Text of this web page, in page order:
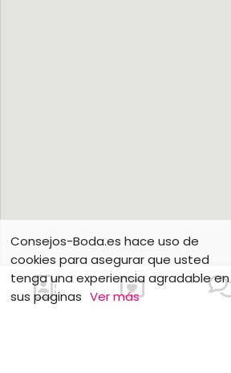
Consejos-Boda.es hace uso de
cookies para asegurar que usted
tenga una experiencia agradable en
sus paginas Ver más